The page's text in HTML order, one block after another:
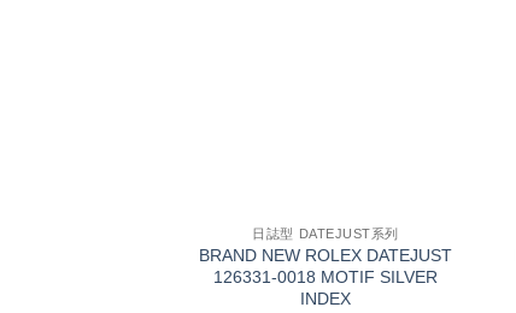
日誌型 DATEJUST系列
BRAND NEW ROLEX DATEJUST
126331-0018 MOTIF SILVER
INDEX